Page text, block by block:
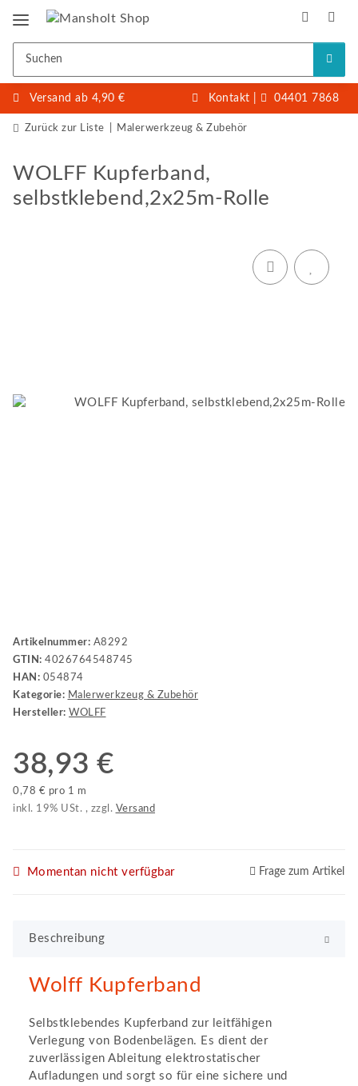
Versand ab 4,90 € Kontakt 04401 7868
Zurück zur Liste Malerwerkzeug & Zubehör
WOLFF Kupferband,
selbstklebend,2x25m-Rolle
Artikelnummer: A8292
GTIN: 4026764548745
HAN: 054874
Kategorie: Malerwerkzeug & Zubehör
Hersteller: WOLFF
38,93 €
0,78 € pro 1 m
inkl. 19% USt. , zzgl. Versand
Momentan nicht verfügbar Frage zum Artikel
Beschreibung
Wolff Kupferband
Selbstklebendes Kupferband zur leitfähigen
Verlegung von Bodenbelägen. Es dient der
zuverlässigen Ableitung elektrostatischer
Aufladungen und sorgt so für eine sichere und